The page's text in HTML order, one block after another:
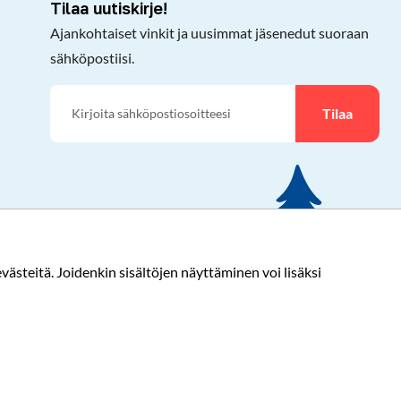
Joidenkin sisältöjen näyttäminen voi lisäksi
Tilaa uutiskirje!
Ajankohtaiset vinkit ja uusimmat jäsenedut suoraan
sähköpostiisi.
Tilaa